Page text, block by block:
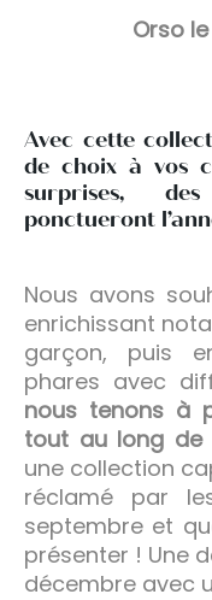
Orso
Avec cette
de choix à vos
surprises,
ponctueront
Nous avons
enrichissant
garçon, puis
phares avec
nous tenons à
tout au long de
une collection
réclamé par
septembre et
présenter ! Une
décembre avec